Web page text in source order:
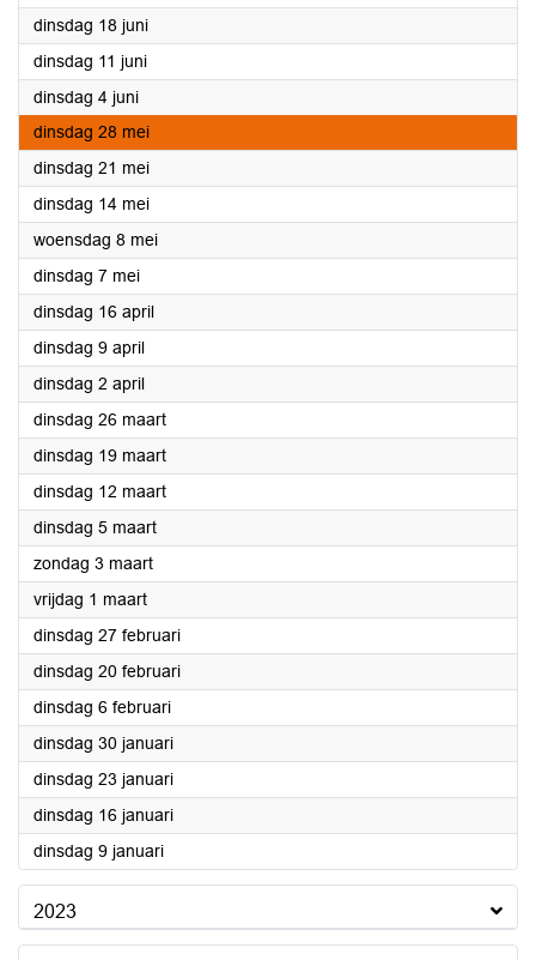
dinsdag 18 juni2024
dinsdag 11 juni2024
dinsdag 4 juni2024
dinsdag 28 mei2024
dinsdag 21 mei2024
dinsdag 14 mei2024
woensdag 8 mei2024
dinsdag 7 mei2024
dinsdag 16 april2024
dinsdag 9 april2024
dinsdag 2 april2024
dinsdag 26 maart2024
dinsdag 19 maart2024
dinsdag 12 maart2024
dinsdag 5 maart2024
zondag 3 maart2024
vrijdag 1 maart2024
dinsdag 27 februari2024
dinsdag 20 februari2024
dinsdag 6 februari2024
dinsdag 30 januari2024
dinsdag 23 januari2024
dinsdag 16 januari2024
dinsdag 9 januari2024
2023